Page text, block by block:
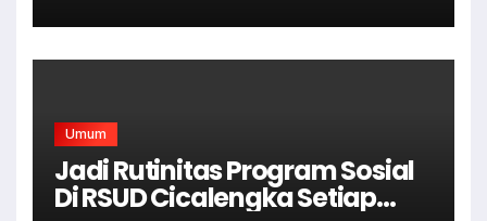
Umum
Jadi Rutinitas Program Sosial
Di RSUD Cicalengka Setiap